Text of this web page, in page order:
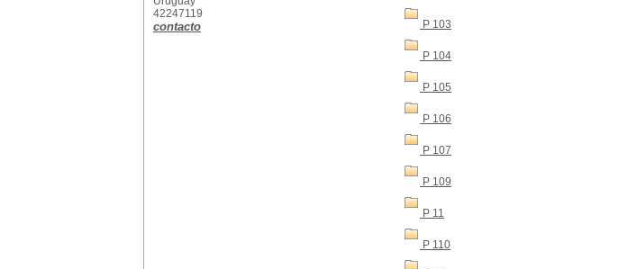
P 103
P 104
P 105
P 106
P 107
P 109
P 11
P 110
42247119
contacto